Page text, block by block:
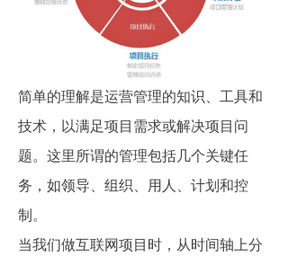
简单的理解是运营管理的知识、工具和
技术，以满足项目需求或解决项目问
题。这里所谓的管理包括几个关键任
务，如领导、组织、用人、计划和控
制。
当我们做互联网项目时，从时间轴上分